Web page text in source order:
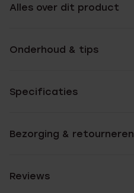
Alles over dit product
Onderhoud & tips
Specificaties
Bezorging & retourneren
Reviews